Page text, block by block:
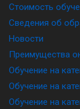
Стоимость
Сведения об
Новости
Преимущества
Обучение на
Обучение на
Обучение на